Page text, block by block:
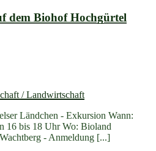
dem Biohof Hochgürtel
/ Landwirtschaft
Ländchen - Exkursion Wann:
16 bis 18 Uhr Wo: Bioland
- Anmeldung [...]